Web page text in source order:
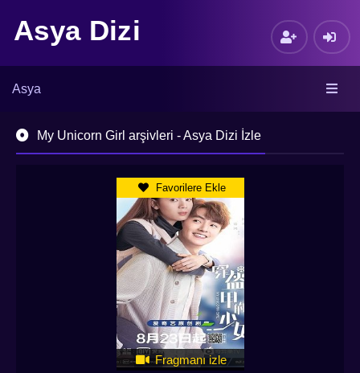
Asya Dizi
Asya
My Unicorn Girl arşivleri - Asya Dizi İzle
Favorilere Ekle
Fragmanı izle